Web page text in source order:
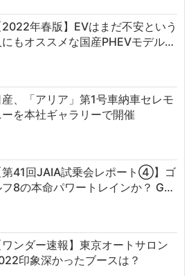
2022年春版】EVはまだ不安という
にもオススメな国産PHEVモデル…
産、「アリア」第1号車納車セレモ
ーを本社ギャラリーで開催
第41回JAIA試乗会レポート④】ゴ
フ8の本命パワートレインか？ G…
ワンダー速報】東京オートサロン
印象深かったブースは？